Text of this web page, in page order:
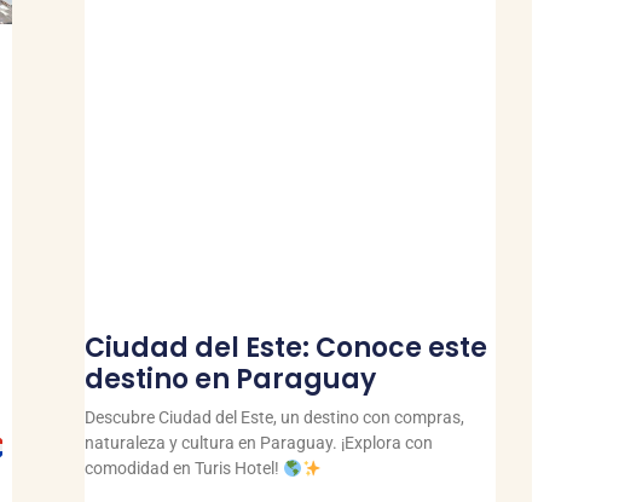
Ciudad del Este: Conoce este
destino en Paraguay
Descubre Ciudad del Este, un destino con compras,
naturaleza y cultura en Paraguay. ¡Explora con
comodidad en Turis Hotel!